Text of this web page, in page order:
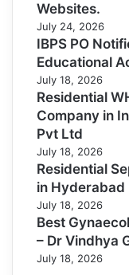
Websites.
July 24, 2026
IBPS PO
Educational
July 18, 2026
Residential
Company in
Pvt Ltd
July 18, 2026
Residential
in Hyderabad
July 18, 2026
Best
– Dr Vindhya
July 18, 2026